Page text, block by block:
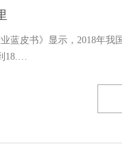
蓝皮书》显示，2018年我
18.…